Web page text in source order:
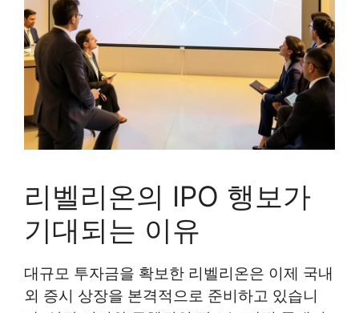
리벨리온의 IPO 행보가
기대되는 이유
대규모 투자금을 확보한 리벨리온은 이제 국내
외 증시 상장을 본격적으로 준비하고 있습니